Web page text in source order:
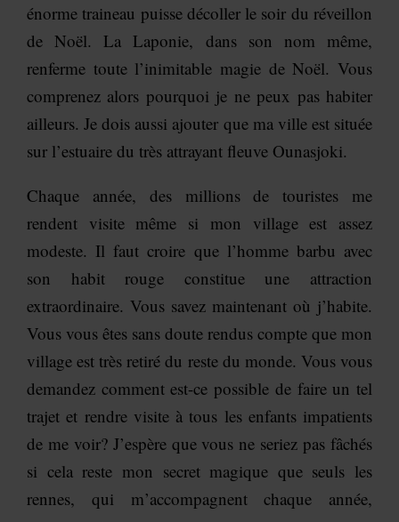
énorme traineau puisse décoller le soir du réveillon
de Noël. La Laponie, dans son nom même,
renferme toute l’inimitable magie de Noël. Vous
comprenez alors pourquoi je ne peux pas habiter
ailleurs. Je dois aussi ajouter que ma ville est située
sur l’estuaire du très attrayant fleuve Ounasjoki.
Chaque année, des millions de touristes me
rendent visite même si mon village est assez
modeste. Il faut croire que l’homme barbu avec
son habit rouge constitue une attraction
extraordinaire. Vous savez maintenant où j’habite.
Vous vous êtes sans doute rendus compte que mon
village est très retiré du reste du monde. Vous vous
demandez comment est-ce possible de faire un tel
trajet et rendre visite à tous les enfants impatients
de me voir? J’espère que vous ne seriez pas fâchés
si cela reste mon secret magique que seuls les
rennes, qui m’accompagnent chaque année,